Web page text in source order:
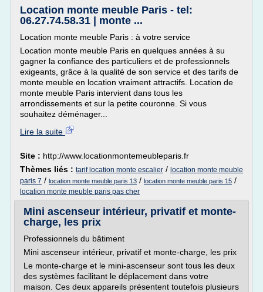
Location monte meuble Paris - tel:
06.27.74.58.31 | monte ...
Location monte meuble Paris : à votre service
Location monte meuble Paris en quelques années à su
gagner la confiance des particuliers et de professionnels
exigeants, grâce à la qualité de son service et des tarifs de
monte meuble en location vraiment attractifs. Location de
monte meuble Paris intervient dans tous les
arrondissements et sur la petite couronne. Si vous
souhaitez déménager...
Lire la suite
Site : http://www.locationmontemeubleparis.fr
Thèmes liés : tarif location monte escalier / location monte meuble
paris 7 / location monte meuble paris 13 / location monte meuble paris 15 /
location monte meuble paris pas cher
Mini ascenseur intérieur, privatif et monte-
charge, les prix
Professionnels du bâtiment
Mini ascenseur intérieur, privatif et monte-charge, les prix
Le monte-charge et le mini-ascenseur sont tous les deux
des systèmes facilitant le déplacement dans votre
maison. Ces deux appareils présentent toutefois plusieurs